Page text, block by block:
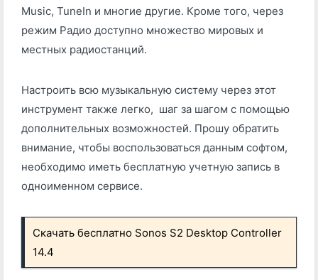
Music, TuneIn и многие другие. Кроме того, через
режим Радио доступно множество мировых и
местных радиостанций.
Настроить всю музыкальную систему через этот
инструмент также легко, шаг за шагом с помощью
дополнительных возможностей. Прошу обратить
внимание, чтобы воспользоваться данным софтом,
необходимо иметь бесплатную учетную запись в
одноименном сервисе.
Скачать бесплатно Sonos S2 Desktop Controller
14.4